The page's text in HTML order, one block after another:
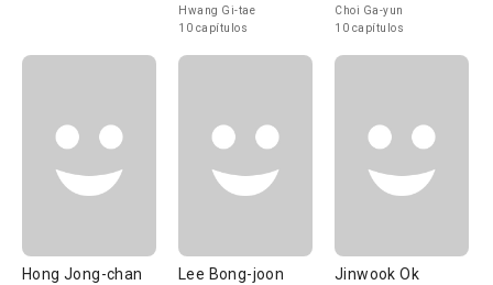
Hwang Gi-tae
10 capítulos
Choi Ga-yun
10 capítulos
Hong Jong-chan Lee Bong-joon Jinwook Ok